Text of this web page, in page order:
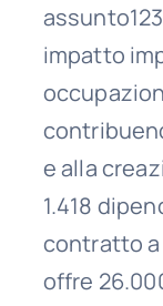
impatto
e alla
1.418
contratto
offre